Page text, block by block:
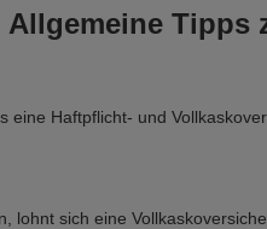
Allgemeine Tipps
Haftpflicht- und
sich eine